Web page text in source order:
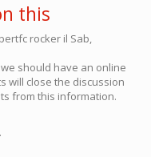
this
rocker il Sab,
should have an online
will close the discussion
from this information.